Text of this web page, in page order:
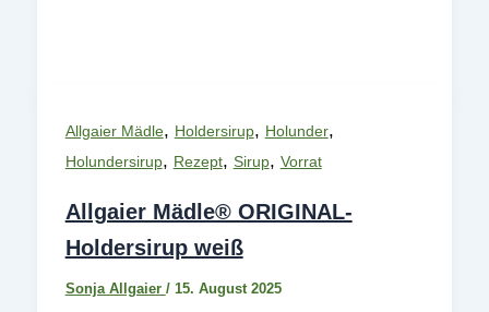
Allgaier Mädle, Holdersirup, Holunder,
Holundersirup, Rezept, Sirup, Vorrat
Allgaier Mädle® ORIGINAL-
Holdersirup weiß
Sonja Allgaier / 15. August 2025